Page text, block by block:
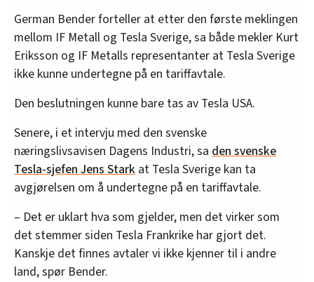
German Bender forteller at etter den første meklingen
mellom IF Metall og Tesla Sverige, sa både mekler Kurt
Eriksson og IF Metalls representanter at Tesla Sverige
ikke kunne undertegne på en tariffavtale.
Den beslutningen kunne bare tas av Tesla USA.
Senere, i et intervju med den svenske
næringslivsavisen Dagens Industri, sa den svenske
Tesla-sjefen Jens Stark at Tesla Sverige kan ta
avgjørelsen om å undertegne på en tariffavtale.
– Det er uklart hva som gjelder, men det virker som
det stemmer siden Tesla Frankrike har gjort det.
Kanskje det finnes avtaler vi ikke kjenner til i andre
land, spør Bender.